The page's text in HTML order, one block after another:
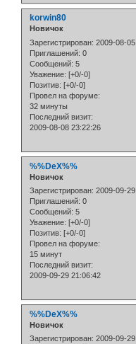
korwin80
Новичок
Зарегистрирован: 2009-08-05
Приглашений: 0
Сообщений: 5
Уважение: [+0/-0]
Позитив: [+0/-0]
Провел на форуме:
32 минуты
Последний визит:
2009-08-08 23:22:26
%%DeX%%
Новичок
Зарегистрирован: 2009-09-29
Приглашений: 0
Сообщений: 5
Уважение: [+0/-0]
Позитив: [+0/-0]
Провел на форуме:
15 минут
Последний визит:
2009-09-29 21:06:42
%%DeX%%
Новичок
Зарегистрирован: 2009-09-29